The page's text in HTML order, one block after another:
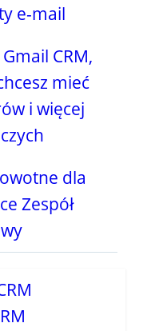
e-mail
CRM,
mieć
i więcej
dla
Zespół